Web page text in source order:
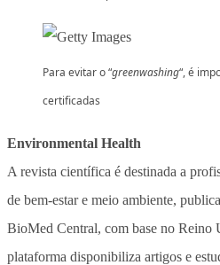
Para evitar o “greenwashing“, é
certificadas
Environmental Health
A revista científica é destinada a
de bem-estar e meio ambiente,
BioMed Central, com base no Reino
plataforma disponibiliza artigos e